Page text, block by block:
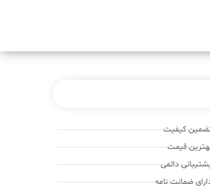
کیفیت
قیمت
دائمی
ضمانت نامه